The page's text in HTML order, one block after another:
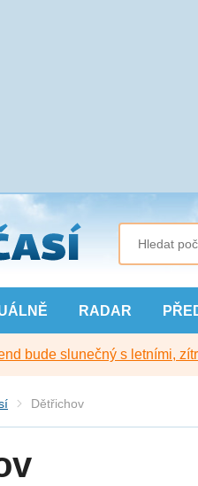
RADAR
bude slunečný s letními,
Dětřichov